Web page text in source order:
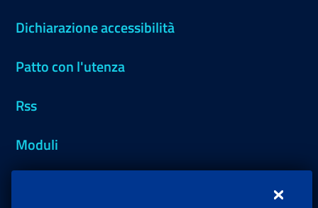
Dichiarazione accessibilità
Patto con l'utenza
Rss
Moduli